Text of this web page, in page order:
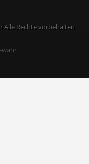
Alle Rechte vorbehalten